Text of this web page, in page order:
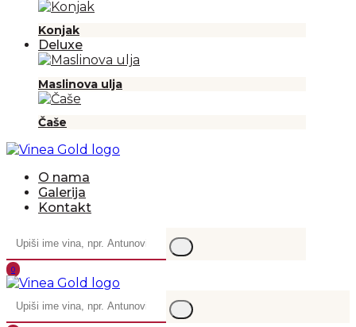
Konjak
Deluxe
Maslinova ulja
Čaše
O nama
Galerija
Kontakt
0